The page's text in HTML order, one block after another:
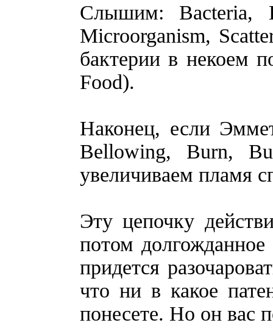
Слышим: Bacteria,
Microorganism,
бактерии в некоем
Food).
Наконец, если
Bellowing, Burn,
увеличиваем пламя
Эту цепочку
потом
придется
что ни в какое
понесете. Но он вас